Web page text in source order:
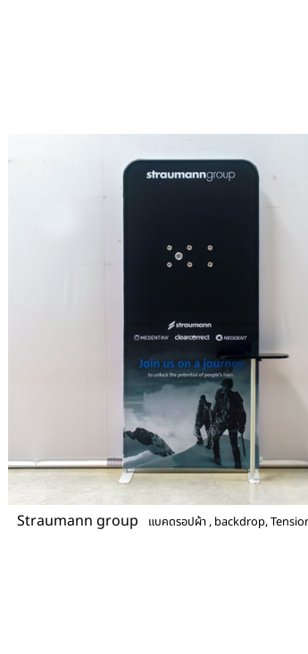
Straumann group แบคดรอปผ้า , backdrop,